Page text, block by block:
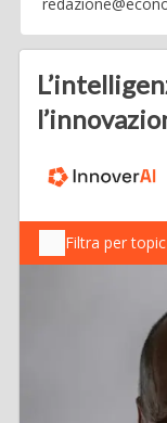
Filtra per topic